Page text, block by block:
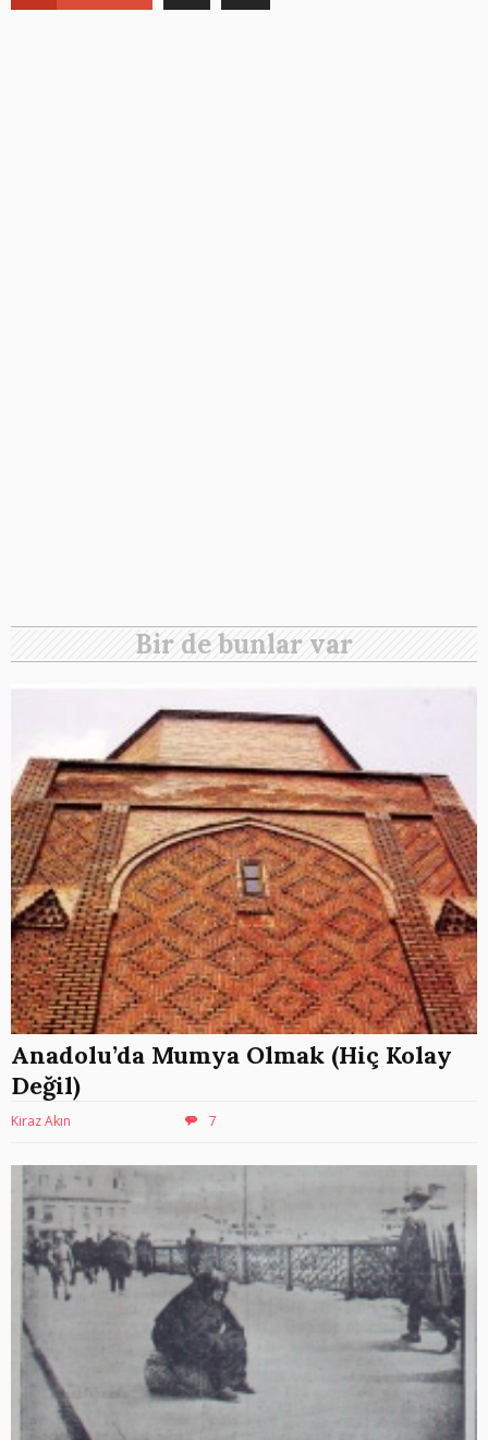
Bir de bunlar var
Anadolu’da Mumya Olmak (Hiç Kolay
Değil)
Kiraz Akın 7